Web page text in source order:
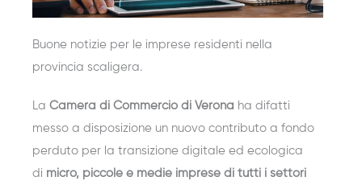
Buone notizie per le imprese residenti nella
provincia scaligera.
La Camera di Commercio di Verona ha difatti
messo a disposizione un nuovo contributo a fondo
perduto per la transizione digitale ed ecologica
di micro, piccole e medie imprese di tutti i settori